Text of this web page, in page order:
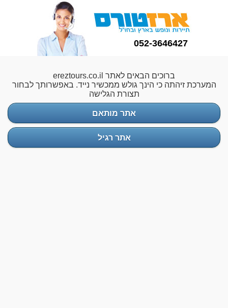
052-3646427
ברוכים הבאים לאתר ereztours.co.il
המערכת זיהתה כי הינך גולש ממכשיר נייד. באפשרותך לבחור
תצורת הגלישה
אתר מותאם
אתר רגיל